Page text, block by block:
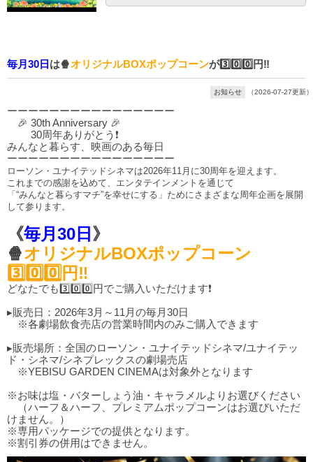
毎月30日 は🍿オリジナルBOXポップコーンが3️⃣0️⃣0️⃣円‼️
お知らせ （2026-07-27更新）
ーーーーーーーーーーーーーーーー
🎉 30th Anniversary 🎉
30周年ありがとう❗
みんなと暮らす、映画のある毎日
ーーーーーーーーーーーーーーーー
ローソン・ユナイテッドシネマは2026年11月に30周年を迎えます。
これまでの感謝を込めて、エンタテインメントを通じて
「“みんなと暮らすマチ”を幸せにする」ためにさまざまな周年企画を展開
して参ります。
《毎月30日 》
🍿オリジナルBOXポップコーン
3️⃣0️⃣0️⃣円‼️
どなたでも3️⃣0️⃣0️⃣円でご購入いただけます❗
▸販売日：2026年3月～11月の毎月30日
※各劇場飲食売店の営業時間内のみご購入できます
▸販売場所：全国のローソン・ユナイテッドシネマ/ユナイテッ
ド・シネマ/シネプレックスの劇場売店
※YEBISU GARDEN CINEMAは対象外となります
※お味は塩・バターしょう油・キャラメルよりお選びください
（ハーフ＆ハーフ、プレミアムポップコーンはお選びいただ
けません。）
※専用パッケージでの提供となります。
※割引券の併用はできません。